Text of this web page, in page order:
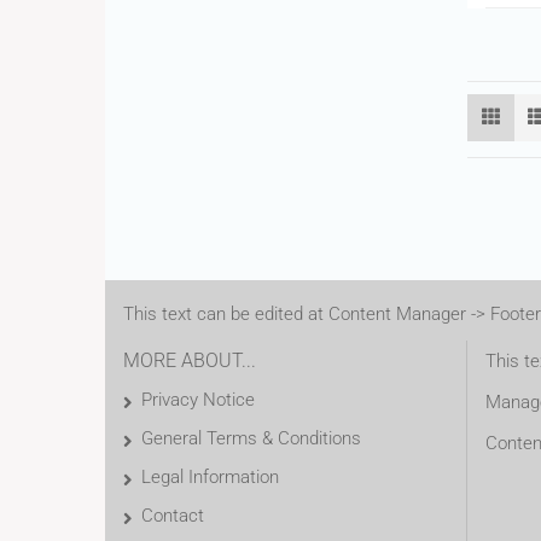
This text can be edited at Content Manager ->
MORE ABOUT...
Privacy Notice
General Terms & Conditions
Legal Information
Contact
This